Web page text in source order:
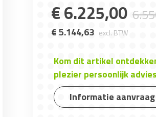
€6.225,00
€5.144,63 excl. BTW
Kom dit artikel
plezier persoonlijk
Informatie aanvraag